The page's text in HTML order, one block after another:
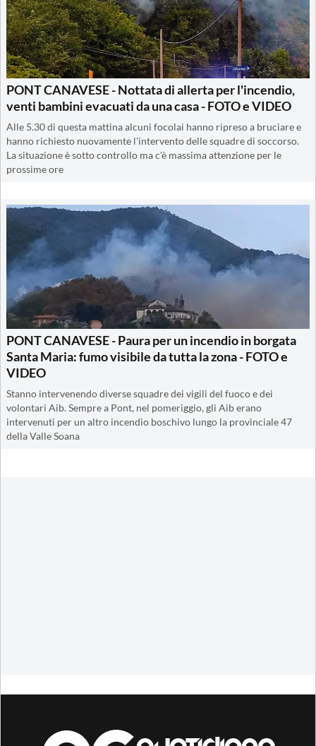
PONT CANAVESE - Nottata di allerta per l'incendio,
venti bambini evacuati da una casa - FOTO e VIDEO
Alle 5.30 di questa mattina alcuni focolai hanno ripreso a bruciare e
hanno richiesto nuovamente l'intervento delle squadre di soccorso.
La situazione è sotto controllo ma c'è massima attenzione per le
prossime ore
PONT CANAVESE - Paura per un incendio in borgata
Santa Maria: fumo visibile da tutta la zona - FOTO e
VIDEO
Stanno intervenendo diverse squadre dei vigili del fuoco e dei
volontari Aib. Sempre a Pont, nel pomeriggio, gli Aib erano
intervenuti per un altro incendio boschivo lungo la provinciale 47
della Valle Soana